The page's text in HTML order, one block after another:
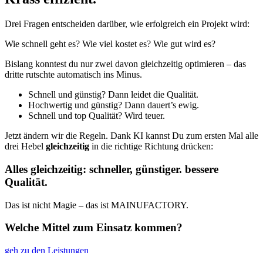
Drei Fragen entscheiden darüber, wie erfolgreich ein Projekt wird:
Wie schnell geht es? Wie viel kostet es? Wie gut wird es?
Bislang konntest du nur zwei davon gleichzeitig optimieren – das
dritte rutschte automatisch ins Minus.
Schnell und günstig? Dann leidet die Qualität.
Hochwertig und günstig? Dann dauert’s ewig.
Schnell und top Qualität? Wird teuer.
Jetzt ändern wir die Regeln. Dank KI kannst Du zum ersten Mal alle
drei Hebel gleichzeitig in die richtige Richtung drücken:
Alles gleichzeitig: schneller, günstiger. bessere
Qualität.
Das ist nicht Magie – das ist MAINUFACTORY.
Welche Mittel zum Einsatz kommen?
geh zu den Leistungen